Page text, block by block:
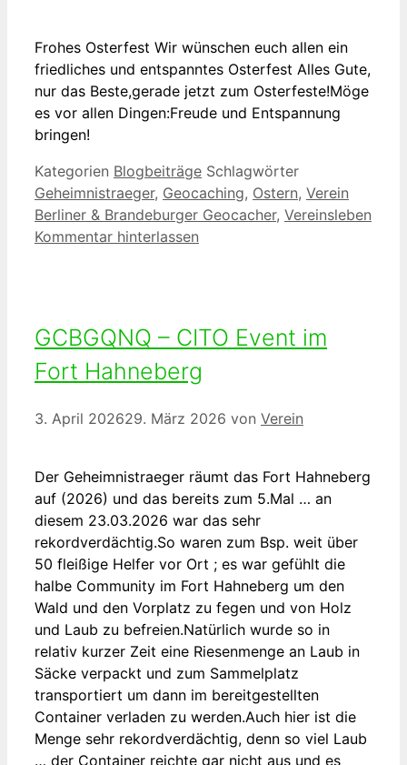
Frohes Osterfest Wir wünschen euch allen ein
friedliches und entspanntes Osterfest Alles Gute,
nur das Beste,gerade jetzt zum Osterfeste!Möge
es vor allen Dingen:Freude und Entspannung
bringen!
Kategorien Blogbeiträge Schlagwörter
Geheimnistraeger, Geocaching, Ostern, Verein
Berliner & Brandeburger Geocacher, Vereinsleben
Kommentar hinterlassen
GCBGQNQ – CITO Event im
Fort Hahneberg
3. April 202629. März 2026 von Verein
Der Geheimnistraeger räumt das Fort Hahneberg
auf (2026) und das bereits zum 5.Mal … an
diesem 23.03.2026 war das sehr
rekordverdächtig.So waren zum Bsp. weit über
50 fleißige Helfer vor Ort ; es war gefühlt die
halbe Community im Fort Hahneberg um den
Wald und den Vorplatz zu fegen und von Holz
und Laub zu befreien.Natürlich wurde so in
relativ kurzer Zeit eine Riesenmenge an Laub in
Säcke verpackt und zum Sammelplatz
transportiert um dann im bereitgestellten
Container verladen zu werden.Auch hier ist die
Menge sehr rekordverdächtig, denn so viel Laub
… der Container reichte gar nicht aus und es